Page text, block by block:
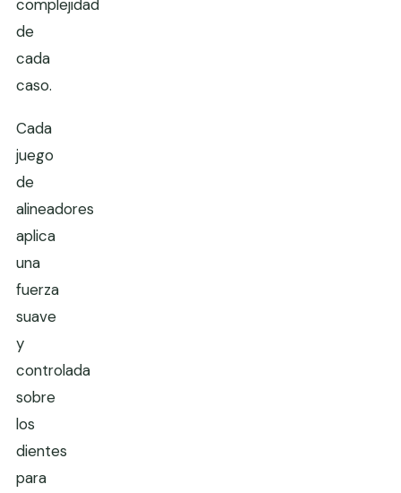
complejidad
de
cada
caso.
Cada
juego
de
alineadores
aplica
una
fuerza
suave
y
controlada
sobre
los
dientes
para